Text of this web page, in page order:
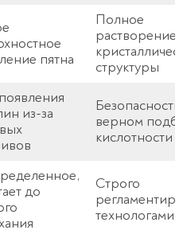
пятна
Полное
растворение
структуры
из-за
Безопасность
верном
кислотности
до
Строго
технологами
заявку
3-х минут
с вами в